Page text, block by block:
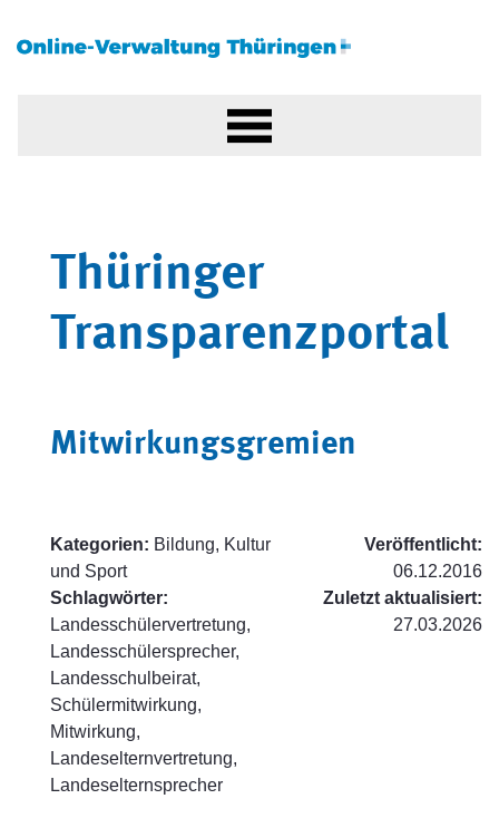
Thüringer
Transparenzportal
Mitwirkungsgremien
Kategorien: Bildung, Kultur
und Sport
Schlagwörter:
Landesschülervertretung,
Landesschülersprecher,
Landesschulbeirat,
Schülermitwirkung,
Mitwirkung,
Landeselternvertretung,
Landeselternsprecher
Veröffentlicht:
06.12.2016
Zuletzt aktualisiert:
27.03.2026